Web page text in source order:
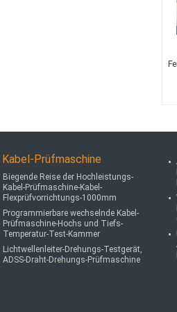
Kabel-Prüfmaschine
Biegende Reise der Hochleistungs-
Kabel-Prüfmaschine-Kabel-
Flexprüfvorrichtungs-1000mm
Programmierbare wechselnde Kabel-
Prüfmaschine-Hochs und Tiefs-
Temperatur-Test-Kammer
Lichtwellenleiter-Drehungs-Testgerät,
ADSS-Draht-Drehungs-Prüfmaschine